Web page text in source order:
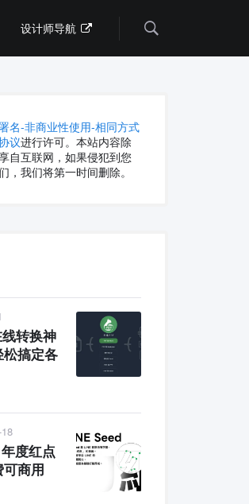
设计师导航
名-非商业性使用-相同方式
议进行许可。本站内容除
自互联网，如果侵犯到您
，我们将第一时间删除。
线转换神
松搞定各
年度红点
商用